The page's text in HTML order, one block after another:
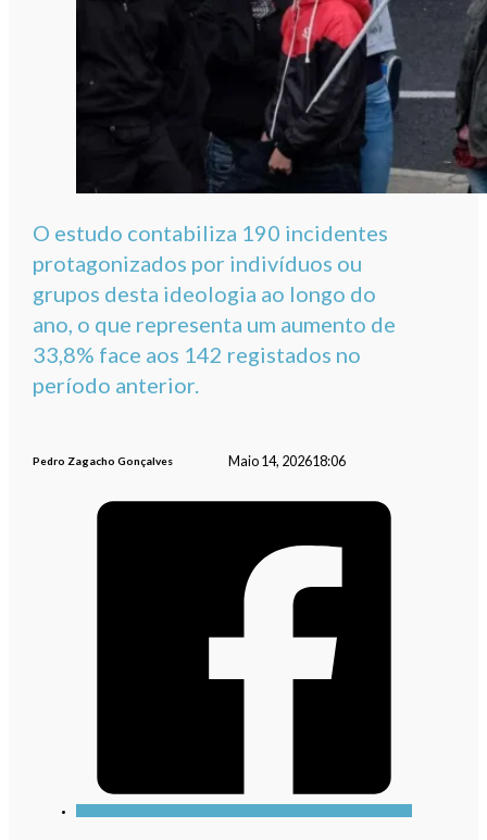
O estudo contabiliza 190 incidentes
protagonizados por indivíduos ou
grupos desta ideologia ao longo do
ano, o que representa um aumento de
33,8% face aos 142 registados no
período anterior.
Pedro Zagacho Gonçalves Maio 14, 202618:06